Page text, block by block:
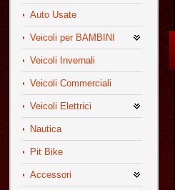
Auto Usate
Veicoli per BAMBINI
Veicoli Invernali
Veicoli Commerciali
Veicoli Elettrici
Nautica
Pit Bike
Accessori